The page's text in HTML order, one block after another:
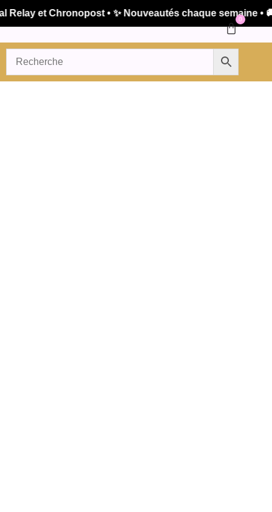
et Chronopost • ✨ Nouveautés chaque semaine • 🚚
0